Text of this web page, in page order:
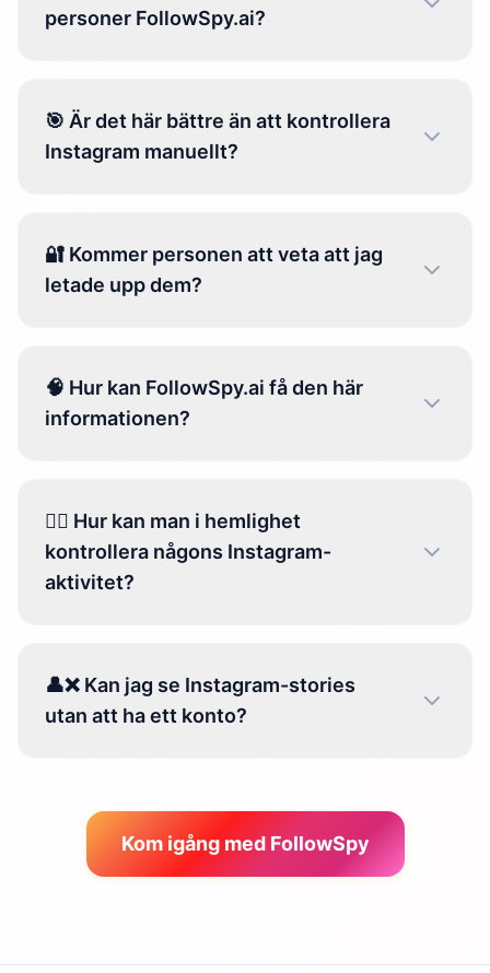
personer FollowSpy.ai?
🎯 Är det här bättre än att kontrollera
Instagram manuellt?
🔐 Kommer personen att veta att jag
letade upp dem?
🧠 Hur kan FollowSpy.ai få den här
informationen?
🕵️‍♀️ Hur kan man i hemlighet
kontrollera någons Instagram-
aktivitet?
👤❌ Kan jag se Instagram-stories
utan att ha ett konto?
Kom igång med FollowSpy